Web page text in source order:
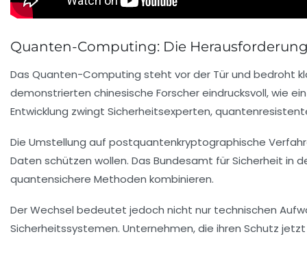
Quanten-Computing: Die
Das Quanten-Computing steht vor der Tür und bedroht
demonstrierten chinesische Forscher eindrucksvoll, wie
Entwicklung zwingt Sicherheitsexperten,
Die Umstellung auf postquantenkryptographische
Daten schützen wollen. Das Bundesamt für Sicherheit in
quantensichere Methoden kombinieren.
Der Wechsel bedeutet jedoch nicht nur technischen
Sicherheitssystemen. Unternehmen, die ihren Schutz